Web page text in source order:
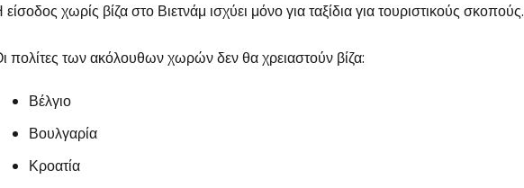
χωρίς βίζα στο Βιετνάμ ισχύει μόνο για ταξίδια για τουριστικούς σκοπούς.
πολίτες των ακόλουθων χωρών δεν θα χρειαστούν βίζα:
Βέλγιο
Βουλγαρία
Κροατία